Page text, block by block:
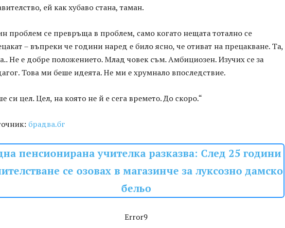
ей как хубаво стана, таман.
проблем се превръща в проблем, само когато нещата тотално се
– въпреки че години наред е било ясно, че отиват на прецакване. Та,
Не е добре положението. Млад човек съм. Амбициозен. Изучих се за
Това ми беше идеята. Не ми е хрумнало впоследствие.
си цел. Цел, на която не й е сега времето. До скоро.“
брадва.бг
пенсионирана учителка разказва: След 25 години
се озовах в магазинче за луксозно дамско
бельо
Error9